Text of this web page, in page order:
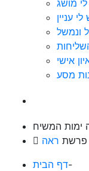
מושג
לי עניין
ונמשל
אישי
מסע
ראה
דף הבית-